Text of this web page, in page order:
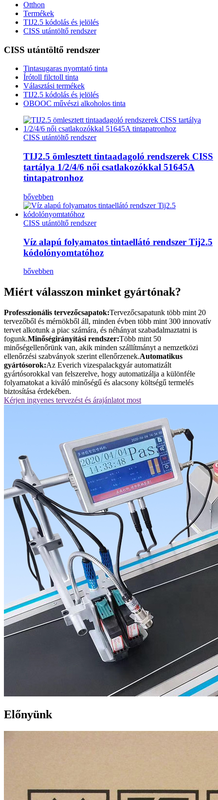
Otthon
Termékek
TIJ2.5 kódolás és jelölés
CISS utántöltő rendszer
CISS utántöltő rendszer
Tintasugaras nyomtató tinta
Írótoll filctoll tinta
Választási termékek
TIJ2.5 kódolás és jelölés
OBOOC művészi alkoholos tinta
CISS utántöltő rendszer
TIJ2.5 ömlesztett tintaadagoló rendszerek CISS
tartálya 1/2/4/6 női csatlakozókkal 51645A
tintapatronhoz
bővebben
CISS utántöltő rendszer
Víz alapú folyamatos tintaellátó rendszer Tij2.5
kódolónyomtatóhoz
bővebben
Miért válasszon minket gyártónak?
Professzionális tervezőcsapatok:Tervezőcsapatunk több mint 20
tervezőből és mérnökből áll, minden évben több mint 300 innovatív
tervet alkotunk a piac számára, és néhányat szabadalmaztatni is
fogunk.Minőségirányítási rendszer:Több mint 50
minőségellenőrünk van, akik minden szállítmányt a nemzetközi
ellenőrzési szabványok szerint ellenőrzenek.Automatikus
gyártósorok:Az Everich vizespalackgyár automatizált
gyártósorokkal van felszerelve, hogy automatizálja a különféle
folyamatokat a kiváló minőségű és alacsony költségű termelés
biztosítása érdekében.
Kérjen ingyenes tervezést és árajánlatot most
Előnyünk